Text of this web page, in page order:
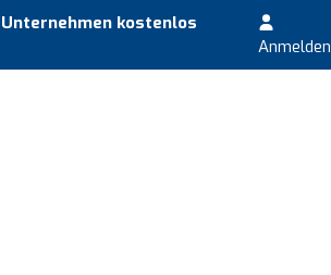
kostenlos
Anmelden